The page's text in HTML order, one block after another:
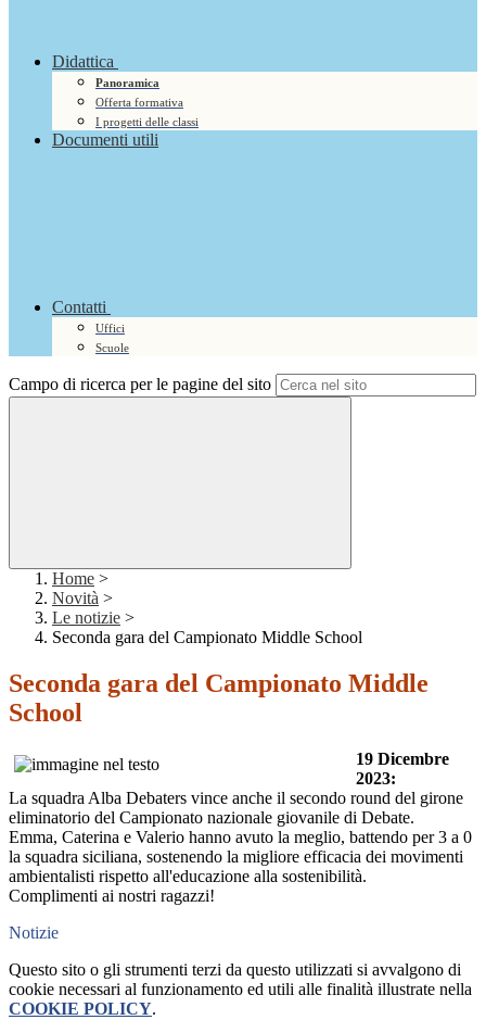
Didattica
Panoramica
Offerta formativa
I progetti delle classi
Documenti utili
Contatti
Uffici
Scuole
Campo di ricerca per le pagine del sito
Home >
Novità >
Le notizie >
Seconda gara del Campionato Middle School
Seconda gara del Campionato Middle
School
19 Dicembre
2023:
La squadra Alba Debaters vince anche il secondo round del girone
eliminatorio del Campionato nazionale giovanile di Debate.
Emma, Caterina e Valerio hanno avuto la meglio, battendo per 3 a 0
la squadra siciliana, sostenendo la migliore efficacia dei movimenti
ambientalisti rispetto all'educazione alla sostenibilità.
Complimenti ai nostri ragazzi!
Notizie
Questo sito o gli strumenti terzi da questo utilizzati si avvalgono di
cookie necessari al funzionamento ed utili alle finalità illustrate nella
COOKIE POLICY.